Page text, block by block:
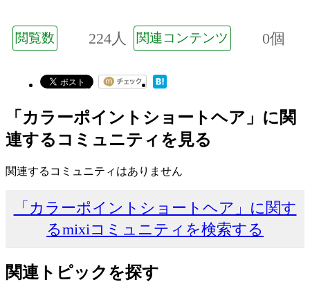
閲覧数 224人 関連コンテンツ 0個
「カラーポイントショートヘア」に関
連するコミュニティを見る
関連するコミュニティはありません
「カラーポイントショートヘア」に関す
るmixiコミュニティを検索する
関連トピックを探す